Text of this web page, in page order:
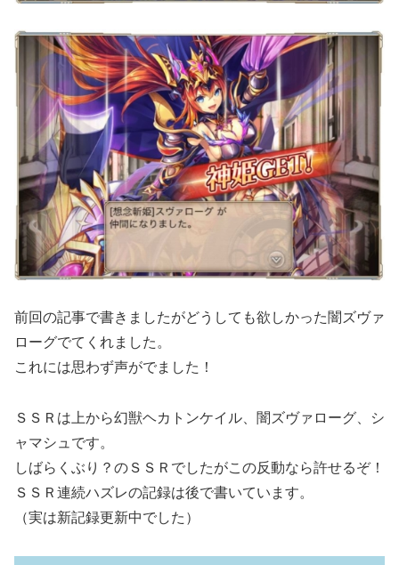
前回の記事で書きましたがどうしても欲しかった闇ズヴァ
ローグでてくれました。
これには思わず声がでました！
ＳＳＲは上から幻獣ヘカトンケイル、闇ズヴァローグ、シ
ャマシュです。
しばらくぶり？のＳＳＲでしたがこの反動なら許せるぞ！
ＳＳＲ連続ハズレの記録は後で書いています。
（実は新記録更新中でした）